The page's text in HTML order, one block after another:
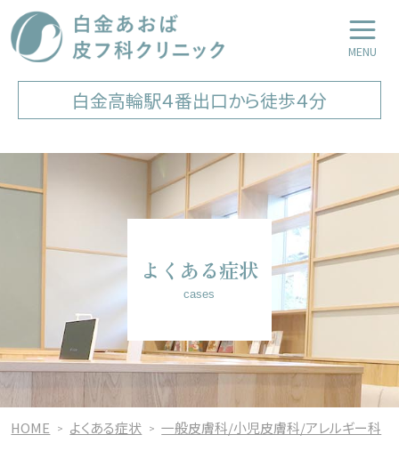
白金あおば皮フ科クリニック
LINE友達登録
Web予約
白金高輪駅４番出口から徒歩４分
HOME よくある症状 一般皮膚科/小児皮膚科/アレルギー科
よくある症状
cases